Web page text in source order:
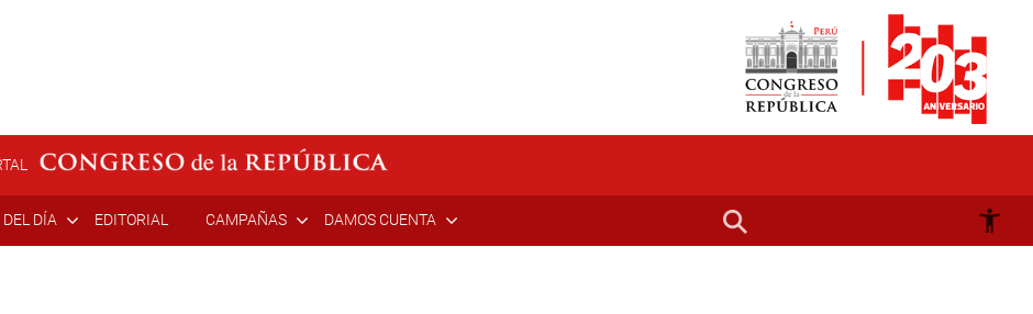
DEL DÍA EDITORIAL CAMPAÑAS DAMOS CUENTA